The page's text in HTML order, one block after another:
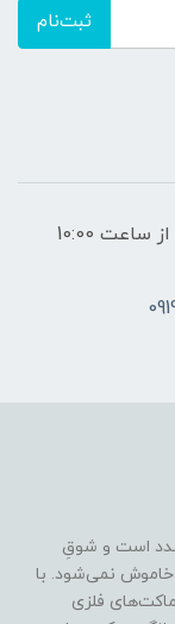
ثبت‌نام
ساعات پاسخگویی: فقط روزهای غیر تعطیل از ساعت 10:00
است و شوقِ
نمی‌شود. با
فلزی